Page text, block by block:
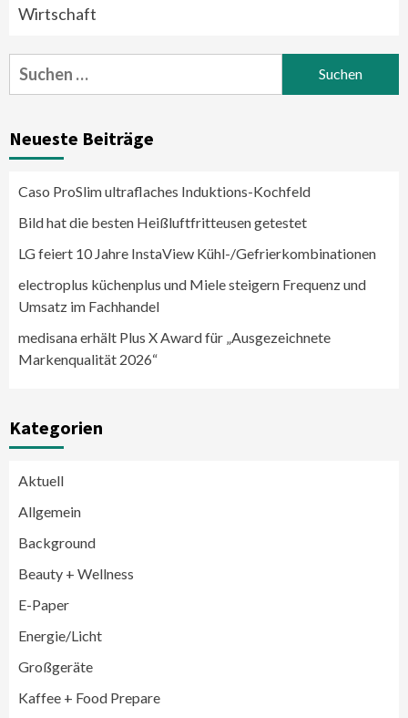
Wirtschaft
Suchen
nach:
Neueste Beiträge
Caso ProSlim ultraflaches Induktions-Kochfeld
Bild hat die besten Heißluftfritteusen getestet
LG feiert 10 Jahre InstaView Kühl-/Gefrierkombinationen
electroplus küchenplus und Miele steigern Frequenz und
Umsatz im Fachhandel
medisana erhält Plus X Award für „Ausgezeichnete
Markenqualität 2026“
Kategorien
Aktuell
Allgemein
Background
Beauty + Wellness
E-Paper
Energie/Licht
Großgeräte
Kaffee + Food Prepare
LG feiert 10 Jahre InstaView